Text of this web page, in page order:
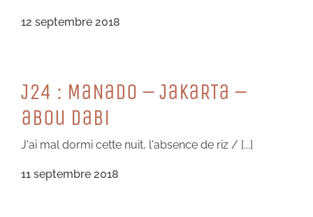
12 septembre 2018
J24 : MaNaDo – JaKaRTa –
aBou DaBi
J'ai mal dormi cette nuit, l'absence de riz / [...]
11 septembre 2018